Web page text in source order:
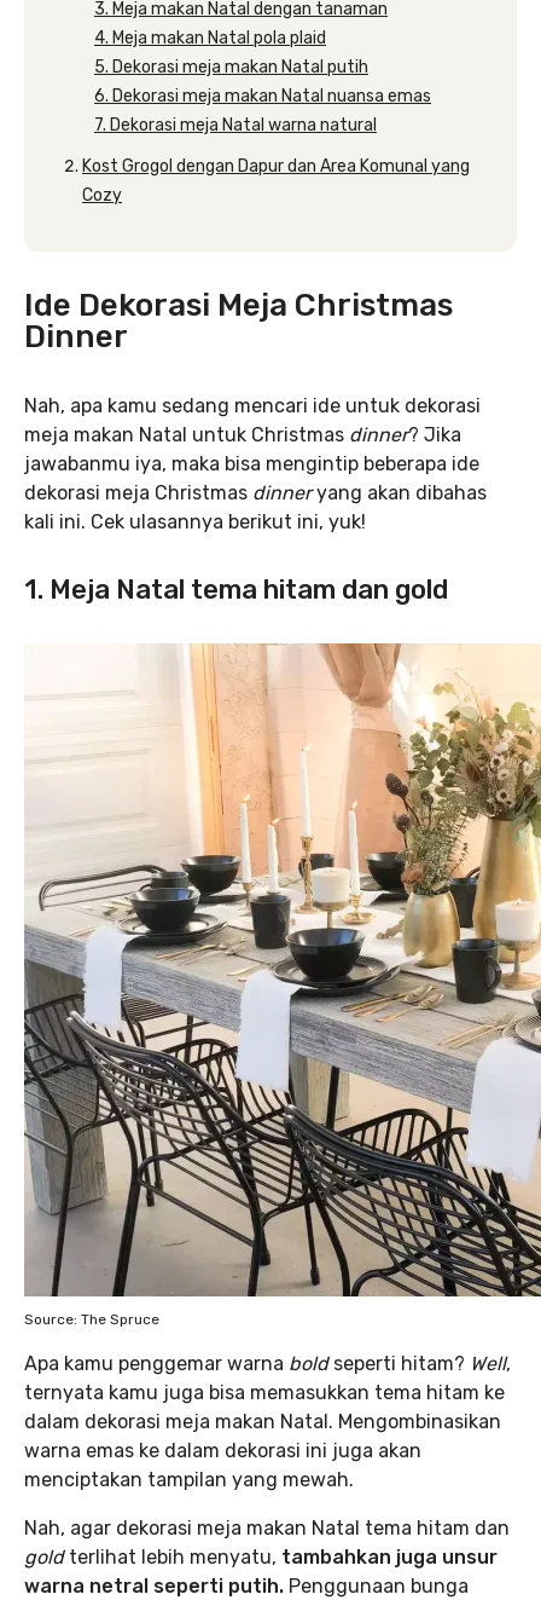
3. Meja makan Natal dengan tanaman
4. Meja makan Natal pola plaid
5. Dekorasi meja makan Natal putih
6. Dekorasi meja makan Natal nuansa emas
7. Dekorasi meja Natal warna natural
Kost Grogol dengan Dapur dan Area Komunal yang
Cozy
Ide Dekorasi Meja Christmas
Dinner
Nah, apa kamu sedang mencari ide untuk dekorasi
meja makan Natal untuk Christmas dinner? Jika
jawabanmu iya, maka bisa mengintip beberapa ide
dekorasi meja Christmas dinneryang akan dibahas
kali ini. Cek ulasannya berikut ini, yuk!
1. Meja Natal tema hitam dan gold
Source: The Spruce
Apa kamu penggemar warna bold seperti hitam? Well,
ternyata kamu juga bisa memasukkan tema hitam ke
dalam dekorasi meja makan Natal. Mengombinasikan
warna emas ke dalam dekorasi ini juga akan
menciptakan tampilan yang mewah.
Nah, agar dekorasi meja makan Natal tema hitam dan
gold terlihat lebih menyatu, tambahkan juga unsur
warna netral seperti putih. Penggunaan bunga